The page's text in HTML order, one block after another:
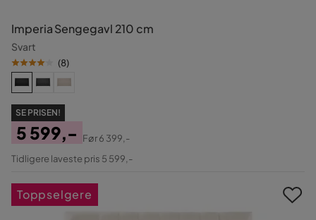
Imperia Sengegavl 210 cm
Svart
(8)
SE PRISEN!
Pris
5 599,-
Original
Før6 399,-
Tidligere laveste pris 5 599,-
Toppselgere